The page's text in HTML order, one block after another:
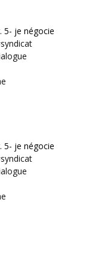
5- je négocie
5- je négocie